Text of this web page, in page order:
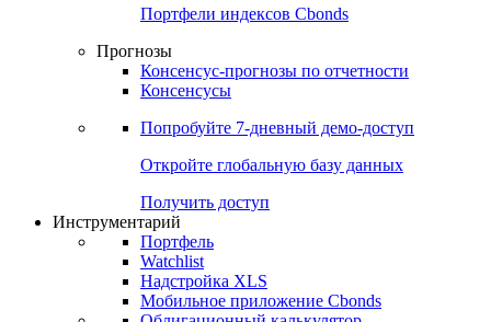
Портфели индексов Cbonds
Прогнозы
Консенсус-прогнозы по отчетности
Консенсусы
Попробуйте 7-дневный демо-доступ
Откройте глобальную базу данных
Получить доступ
Инструментарий
Портфель
Watchlist
Надстройка XLS
Мобильное приложение Cbonds